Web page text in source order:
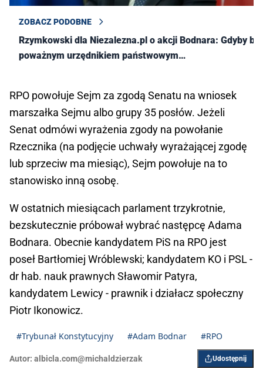
ZOBACZ PODOBNE
Rzymkowski dla Niezalezna.pl o akcji Bodnara: Gdyby był
poważnym urzędnikiem państwowym…
RPO powołuje Sejm za zgodą Senatu na wniosek
marszałka Sejmu albo grupy 35 posłów. Jeżeli
Senat odmówi wyrażenia zgody na powołanie
Rzecznika (na podjęcie uchwały wyrażającej zgodę
lub sprzeciw ma miesiąc), Sejm powołuje na to
stanowisko inną osobę.
W ostatnich miesiącach parlament trzykrotnie,
bezskutecznie próbował wybrać następcę Adama
Bodnara. Obecnie kandydatem PiS na RPO jest
poseł Bartłomiej Wróblewski; kandydatem KO i PSL -
dr hab. nauk prawnych Sławomir Patyra,
kandydatem Lewicy - prawnik i działacz społeczny
Piotr Ikonowicz.
#Trybunał Konstytucyjny #Adam Bodnar #RPO
Autor: albicla.com@michaldzierzak Udostępnij